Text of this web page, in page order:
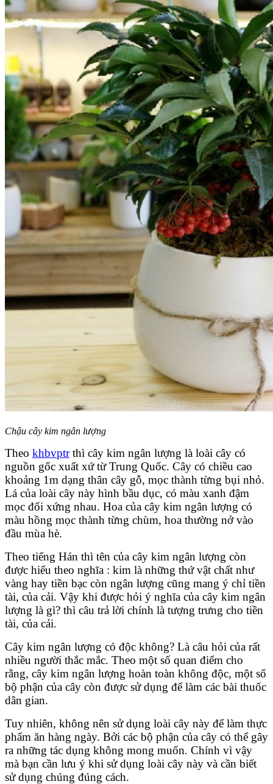
Chậu cây kim ngân lượng
Theo khbvptrthì cây kim ngân lượng là loài cây có
nguồn gốc xuất xứ từ Trung Quốc. Cây có chiều cao
khoảng 1m dạng thân cây gỗ, mọc thành từng bụi nhỏ.
Lá của loài cây này hình bầu dục, có màu xanh đậm
mọc đối xứng nhau. Hoa của cây kim ngân lượng có
màu hồng mọc thành từng chùm, hoa thường nở vào
đầu mùa hè.
Theo tiếng Hán thì tên của cây kim ngân lượng còn
được hiểu theo nghĩa : kim là những thứ vật chất như
vàng hay tiền bạc còn ngân lượng cũng mang ý chỉ tiền
tài, của cải. Vậy khi được hỏi ý nghĩa của cây kim ngân
lượng là gì? thì câu trả lời chính là tượng trưng cho tiền
tài, của cải.
Cây kim ngân lượng có độc không? Là câu hỏi của rất
nhiều người thắc mắc. Theo một số quan điểm cho
rằng, cây kim ngân lượng hoàn toàn không độc, một số
bộ phận của cây còn được sử dụng để làm các bài thuốc
dân gian.
Tuy nhiên, không nên sử dụng loài cây này để làm thực
phẩm ăn hàng ngày. Bởi các bộ phận của cây có thể gây
ra những tác dụng không mong muốn. Chính vì vậy
mà bạn cần lưu ý khi sử dụng loài cây này và cần biết
sử dụng chúng đúng cách.